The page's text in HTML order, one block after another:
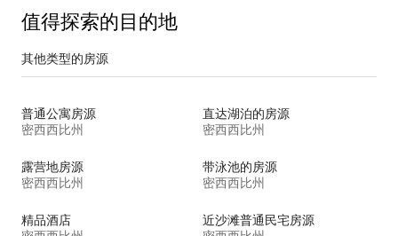
值得探索的目的地
其他类型的房源
普通公寓房源
密西西比州
直达湖泊的房源
密西西比州
露营地房源
密西西比州
带泳池的房源
密西西比州
精品酒店
近沙滩普通民宅房源